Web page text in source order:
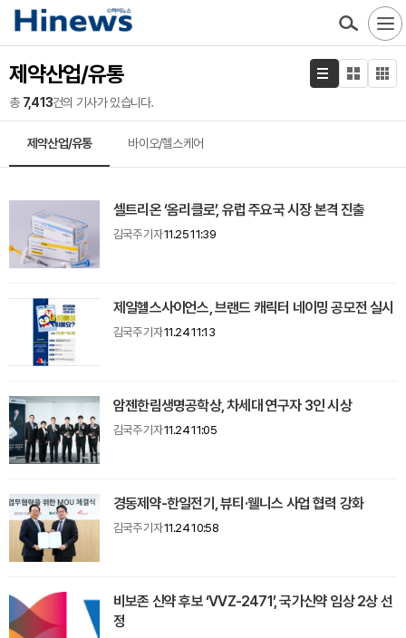
제약산업/유통
총 7,413건의 기사가 있습니다.
제약산업/유통 바이오/헬스케어
셀트리온 ‘옴리클로’, 유럽 주요국 시장 본격 진출
김국주 기자11.25 11:39
제일헬스사이언스, 브랜드 캐릭터 네이밍 공모전 실시
김국주 기자11.24 11:13
암젠한림생명공학상, 차세대 연구자 3인 시상
김국주 기자11.24 11:05
경동제약-한일전기, 뷰티·웰니스 사업 협력 강화
김국주 기자11.24 10:58
비보존 신약 후보 ‘VVZ-2471’, 국가신약 임상 2상 선
정